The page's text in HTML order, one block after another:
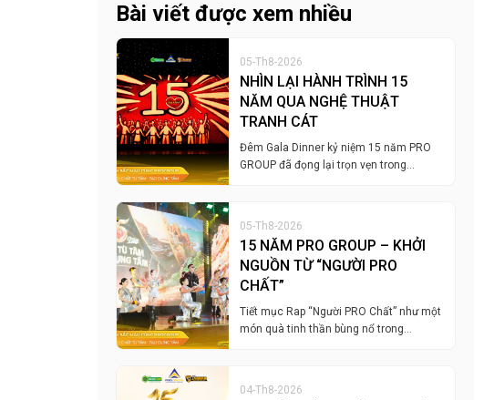
Bài viết được xem nhiều
05-Th8-2026
NHÌN LẠI HÀNH TRÌNH 15
NĂM QUA NGHỆ THUẬT
TRANH CÁT
Đêm Gala Dinner kỷ niệm 15 năm PRO
GROUP đã đọng lại trọn vẹn trong…
05-Th8-2026
15 NĂM PRO GROUP – KHỞI
NGUỒN TỪ “NGƯỜI PRO
CHẤT”
Tiết mục Rap “Người PRO Chất” như một
món quà tinh thần bùng nổ trong…
04-Th8-2026